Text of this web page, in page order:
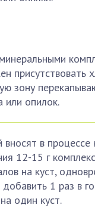
присутствовать
зону
или опилок.
вносят в процессе
12-15 г
на куст,
1 раз в
один куст.